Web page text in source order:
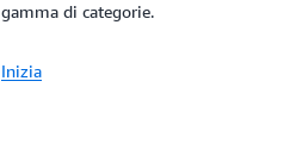
gamma di categorie.
Inizia